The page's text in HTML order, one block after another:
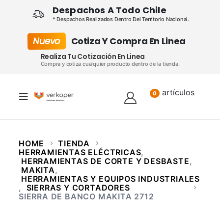
Despachos A Todo Chile
* Despachos Realizados Dentro Del Territorio Nacional.
Nuevo Cotiza Y Compra En Linea
Realiza Tu Cotización En Linea
Compra y cotiza cualquier producto dentro de la tienda.
0 artículos
HOME
TIENDA
HERRAMIENTAS ELÉCTRICAS,
HERRAMIENTAS DE CORTE Y DESBASTE,
MAKITA,
HERRAMIENTAS Y EQUIPOS INDUSTRIALES
, SIERRAS Y CORTADORES
SIERRA DE BANCO MAKITA 2712